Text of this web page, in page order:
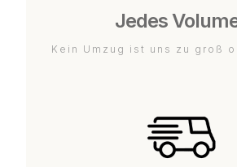
Jedes
Kein Umzug ist uns zu groß